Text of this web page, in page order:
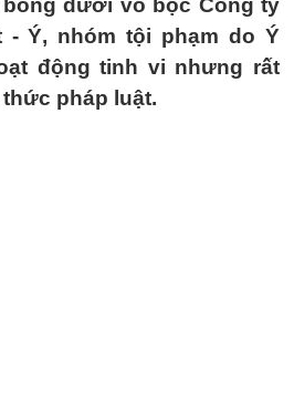
bóng dưới vỏ bọc Công ty
- Ý, nhóm tội phạm do Ý
động tinh vi nhưng rất
pháp luật.